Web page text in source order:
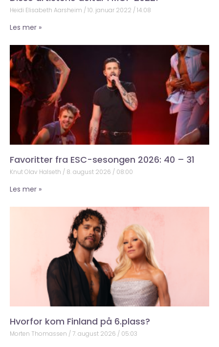
Heidi Elisabeth Aarsheim 10. januar 2022 14:08
Les mer »
Favoritter fra ESC-sesongen 2026: 40 – 31
Knut Olav Halseth 8. august 2026 08:00
Les mer »
Hvorfor kom Finland på 6.plass?
Morten Thomassen 7. august 2026 05:03